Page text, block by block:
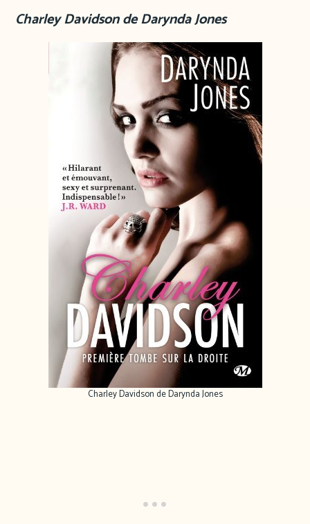
Charley Davidson de Darynda Jones
Charley Davidson de Darynda Jones